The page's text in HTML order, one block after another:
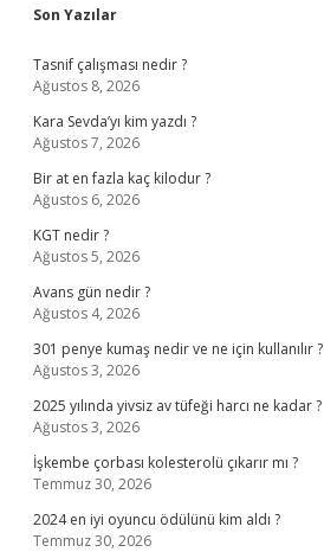
Sidebar
Son Yazılar
Tasnif çalışması nedir ?
Ağustos 8, 2026
Kara Sevda’yı kim yazdı ?
Ağustos 7, 2026
Bir at en fazla kaç kilodur ?
Ağustos 6, 2026
KGT nedir ?
Ağustos 5, 2026
Avans gün nedir ?
Ağustos 4, 2026
301 penye kumaş nedir ve ne için kullanılır ?
Ağustos 3, 2026
2025 yılında yivsiz av tüfeği harcı ne kadar ?
Ağustos 3, 2026
İşkembe çorbası kolesterolü çıkarır mı ?
Temmuz 30, 2026
2024 en iyi oyuncu ödülünü kim aldı ?
Temmuz 30, 2026